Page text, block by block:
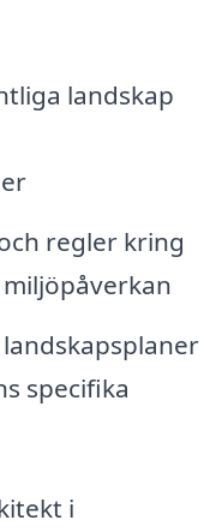
landskap
regler kring
specifika
i